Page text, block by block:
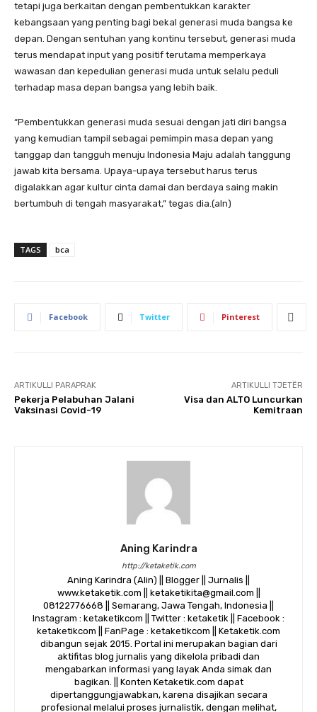
tetapi juga berkaitan dengan pembentukkan karakter
kebangsaan yang penting bagi bekal generasi muda bangsa ke
depan. Dengan sentuhan yang kontinu tersebut, generasi muda
terus mendapat input yang positif terutama memperkaya
wawasan dan kepedulian generasi muda untuk selalu peduli
terhadap masa depan bangsa yang lebih baik.
“Pembentukkan generasi muda sesuai dengan jati diri bangsa
yang kemudian tampil sebagai pemimpin masa depan yang
tanggap dan tangguh menuju Indonesia Maju adalah tanggung
jawab kita bersama. Upaya-upaya tersebut harus terus
digalakkan agar kultur cinta damai dan berdaya saing makin
bertumbuh di tengah masyarakat,” tegas dia.(aln)
TAGS bca
Facebook Twitter Pinterest
ARTIKULLI PARAPRAK
Pekerja Pelabuhan Jalani
Vaksinasi Covid-19
ARTIKULLI TJETËR
Visa dan ALTO Luncurkan
Kemitraan
Aning Karindra
http://ketaketik.com
Aning Karindra (Alin) || Blogger || Jurnalis ||
www.ketaketik.com || ketaketikita@gmail.com ||
08122776668 || Semarang, Jawa Tengah, Indonesia ||
Instagram : ketaketikcom || Twitter : ketaketik || Facebook :
ketaketikcom || FanPage : ketaketikcom || Ketaketik.com
dibangun sejak 2015. Portal ini merupakan bagian dari
aktifitas blog jurnalis yang dikelola pribadi dan
mengabarkan informasi yang layak Anda simak dan
bagikan. || Konten Ketaketik.com dapat
dipertanggungjawabkan, karena disajikan secara
profesional melalui proses jurnalistik, dengan melihat,